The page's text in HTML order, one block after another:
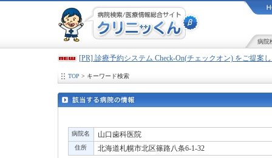
病院
[PR] 診療予約システム Check-On(チェックオン) をご提案
TOP > キーワード検索
病院名 山口歯科医院
住所 北海道札幌市北区篠路八条6-1-32